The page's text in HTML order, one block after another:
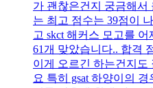
가 괜찮은건지 궁금해서
는 최고 점수는 39점이
고 skct 해커스 모고를
61개 맞았습니다.. 합격
이게 오르긴 하는건지도
요 특히 gsat 하양이의